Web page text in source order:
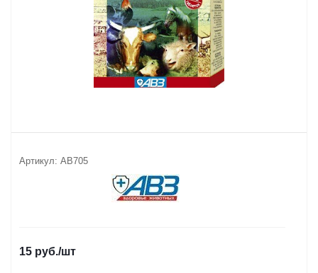
Артикул: АВ705
15 руб./шт